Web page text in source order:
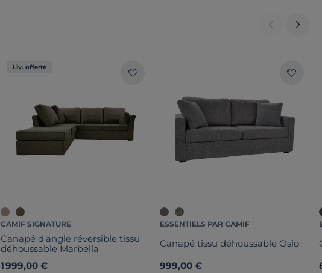
Liv. offerte
CAMIF SIGNATURE
Canapé d'angle réversible tissu
déhoussable Marbella
1 999,00 €
ESSENTIELS PAR CAMIF
Canapé tissu déhoussable Oslo
999,00 €